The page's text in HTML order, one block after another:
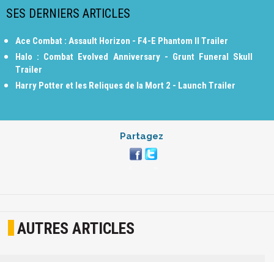
SES DERNIERS ARTICLES
Ace Combat : Assault Horizon - F4-E Phantom II Trailer
Halo : Combat Evolved Anniversary - Grunt Funeral Skull
Trailer
Harry Potter et les Reliques de la Mort 2 - Launch Trailer
Partagez
AUTRES ARTICLES